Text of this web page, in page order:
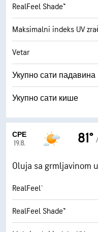
RealFeel Shade™
Maksimalni indeks UV
Vetar
Укупно сати падавина
Укупно сати кише
СРЕ
19.8.
81°
Oluja sa grmljavinom
RealFeel®
RealFeel Shade™